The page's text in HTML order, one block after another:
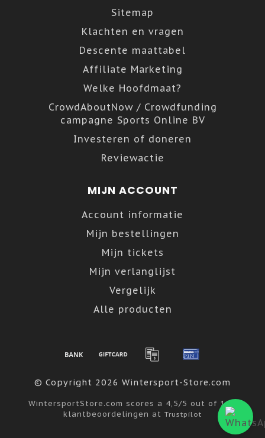
Sitemap
Klachten en vragen
Descente maattabel
Affiliate Marketing
Welke Hoofdmaat?
CrowdAboutNow / Crowdfunding
campagne Sports Online BV
Investeren of doneren
Reviewactie
MIJN ACCOUNT
Account informatie
Mijn bestellingen
Mijn tickets
Mijn verlanglijst
Vergelijk
Alle producten
© Copyright 2026 Wintersport-Store.com
WintersportStore.com scores a 4,5/5 out of 122
klantbeoordelingen at Trustpilot